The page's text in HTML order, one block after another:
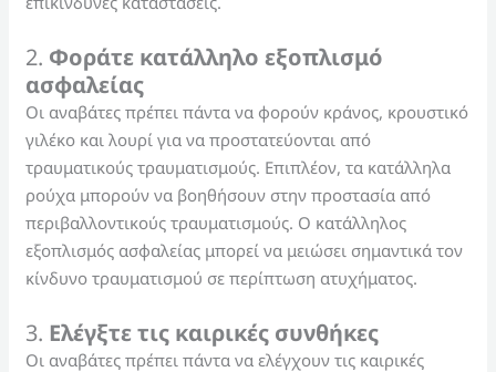
2. Φοράτε κατάλληλο εξοπλισμό
ασφαλείας
Οι αναβάτες πρέπει πάντα να φορούν κράνος, κρουστικό
γιλέκο και λουρί για να προστατεύονται από
τραυματικούς τραυματισμούς. Επιπλέον, τα κατάλληλα
ρούχα μπορούν να βοηθήσουν στην προστασία από
περιβαλλοντικούς τραυματισμούς. Ο κατάλληλος
εξοπλισμός ασφαλείας μπορεί να μειώσει σημαντικά τον
κίνδυνο τραυματισμού σε περίπτωση ατυχήματος.
3. Ελέγξτε τις καιρικές συνθήκες
Οι αναβάτες πρέπει πάντα να ελέγχουν τις καιρικές